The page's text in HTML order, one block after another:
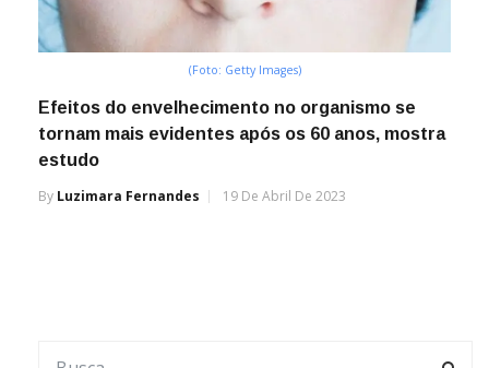
(Foto: Getty Images)
Efeitos do envelhecimento no organismo se
tornam mais evidentes após os 60 anos, mostra
estudo
By Luzimara Fernandes 19 De Abril De 2023